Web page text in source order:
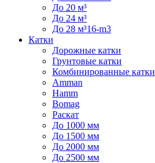
До 20 м³
До 24 м³
До 28 м³16-m3
Катки
Дорожные катки
Грунтовые катки
Комбинированные катки
Amman
Hamm
Bomag
Раскат
До 1000 мм
До 1500 мм
До 2000 мм
До 2500 мм